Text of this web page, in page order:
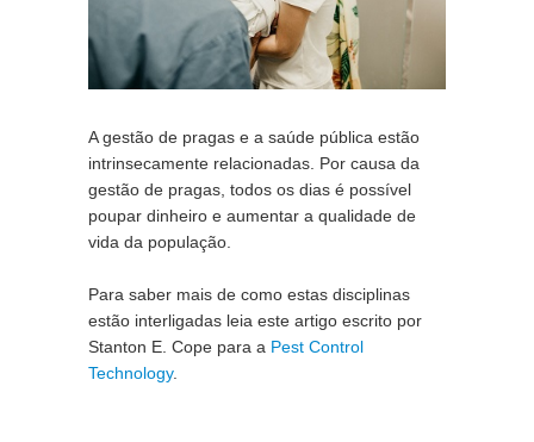
A gestão de pragas e a saúde pública estão
intrinsecamente relacionadas. Por causa da
gestão de pragas, todos os dias é possível
poupar dinheiro e aumentar a qualidade de
vida da população.
Para saber mais de como estas disciplinas
estão interligadas leia este artigo escrito por
Stanton E. Cope para a Pest Control
Technology.